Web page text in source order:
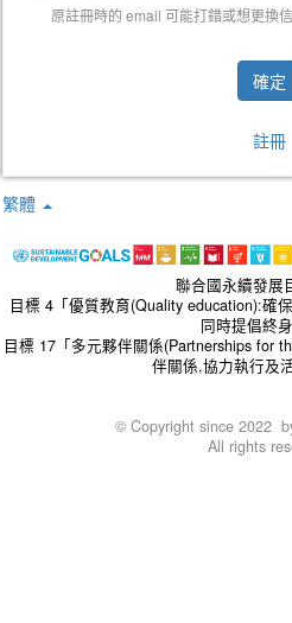
原註冊時的 email 可能打錯或想更換
確定
註冊
繁體
聯合國永續發展
目標 4「優質教育(Quality education):確
同時提倡終身
目標 17「多元夥伴關係(Partnerships for
伴關係,協力執行及
© Copyright since 2022
All rights